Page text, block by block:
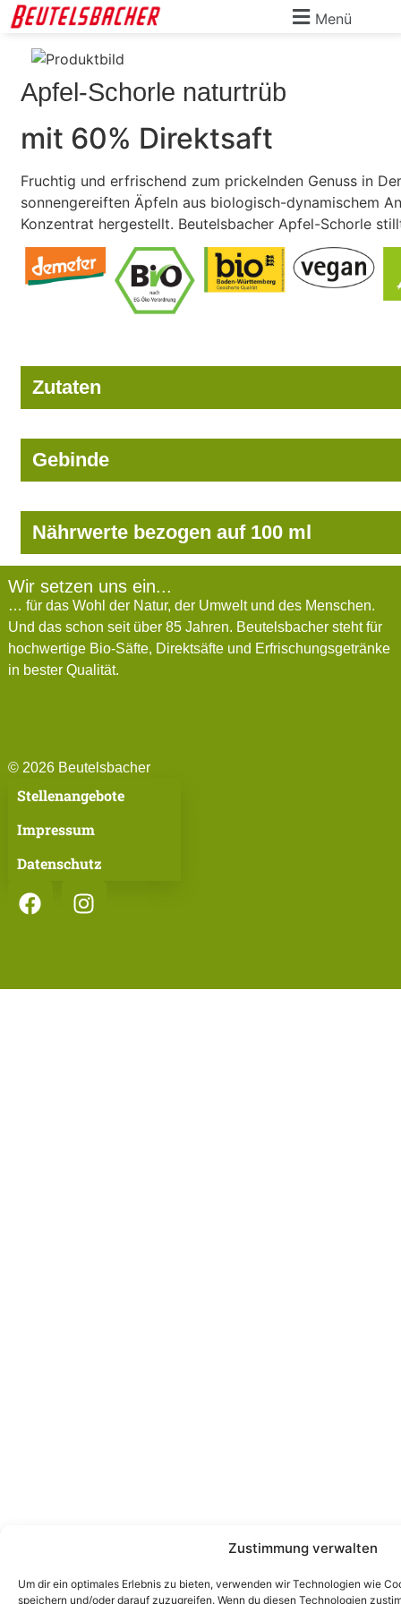
Zustimmung verwalten
Um dir ein optimales Erlebnis zu bieten, verwenden wir Technologien wie
speichern und/oder darauf zuzugreifen. Wenn du diesen Technologien
Menü
Apfel-Schorle naturtrüb
mit 60% Direktsaft
Fruchtig und erfrischend zum prickelnden Genuss in
sonnengereiften Äpfeln aus biologisch-dynamischem
Konzentrat hergestellt. Beutelsbacher Apfel-Schorle
Zutaten
Gebinde
Nährwerte bezogen auf 100 ml
Wir setzen uns ein...
… für das Wohl der Natur, der Umwelt und des Menschen.
Und das schon seit über 85 Jahren. Beutelsbacher steht für
hochwertige Bio-Säfte, Direktsäfte und Erfrischungsgetränke
in bester Qualität.
© 2026 Beutelsbacher
Stellenangebote
Impressum
Datenschutz